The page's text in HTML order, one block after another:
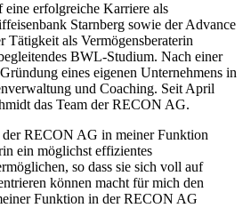
erfolgreiche Karriere als
Starnberg sowie der Advance
Tätigkeit als Vermögensberaterin
BWL-Studium. Nach einer
eines eigenen Unternehmens in
und Coaching. Seit April
das Team der RECON AG.
RECON AG in meiner Funktion
ein möglichst effizientes
so dass sie sich voll auf
können macht für mich den
Funktion in der RECON AG